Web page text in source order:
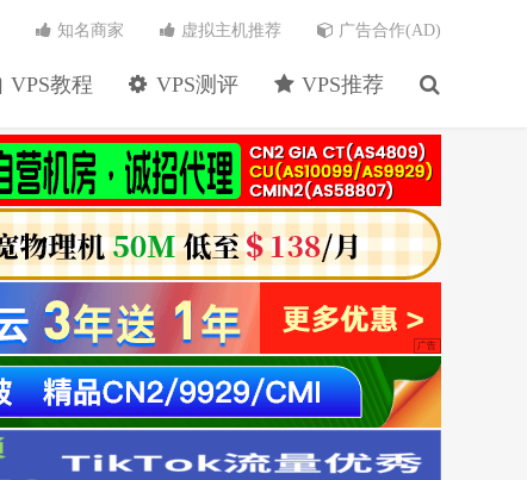
VPS教程 VPS测评 VPS推荐
知名商家 虚拟主机推荐 广告合作(AD)